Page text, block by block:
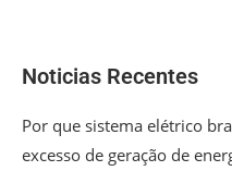
Noticias Recentes
Por que sistema elétrico
excesso de geração de